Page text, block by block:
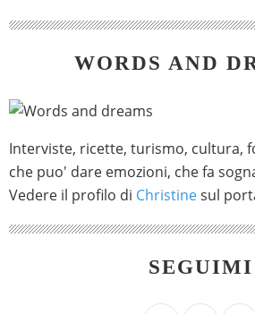
WORDS AND
Interviste, ricette, turismo, cultura,
che puo' dare emozioni, che fa
Vedere il profilo di Christinesul
SEGUIMI